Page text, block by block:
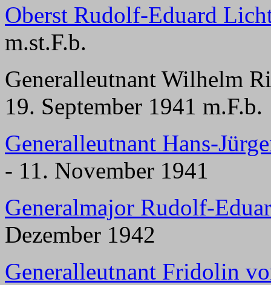
Oberst Rudolf-Eduard
m.st.F.b.
Generalleutnant Wilhelm
19. September 1941 m.F.b.
Generalleutnant Hans-
- 11. November 1941
Generalmajor Rudolf-
Dezember 1942
Generalleutnant Fridolin